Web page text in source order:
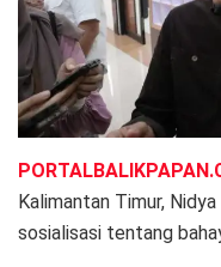
Kalimantan Timur,
sosialisasi tentang